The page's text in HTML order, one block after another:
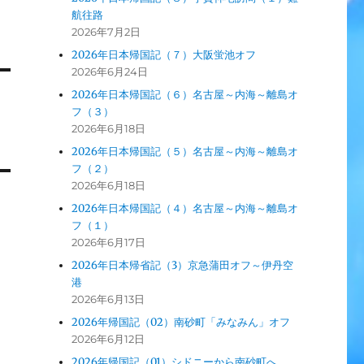
航往路
2026年7月2日
2026年日本帰国記（７）大阪蛍池オフ
2026年6月24日
2026年日本帰国記（６）名古屋～内海～離島オ
フ（３）
2026年6月18日
2026年日本帰国記（５）名古屋～内海～離島オ
フ（２）
2026年6月18日
2026年日本帰国記（４）名古屋～内海～離島オ
フ（１）
2026年6月17日
2026年日本帰省記（3）京急蒲田オフ～伊丹空
港
2026年6月13日
2026年帰国記（02）南砂町「みなみん」オフ
2026年6月12日